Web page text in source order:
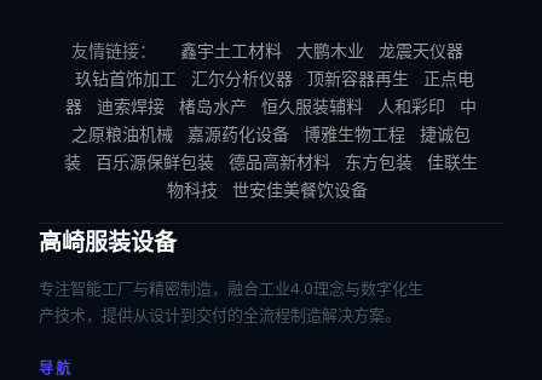
友情链接： 鑫宇土工材料 大鹏木业
龙震天仪器
玖钻首饰加工
汇尔分析仪器 顶新容器再生
正点电
器
迪索焊接 楮岛水产 恒久服装辅料 人和彩印
中
之原粮油机械
嘉源药化设备 博雅生物工程
捷诚包
装
百乐源保鲜包装 德品高新材料 东方包装
佳联生
物科技
世安佳美餐饮设备
高崎服装设备
专注智能工厂与精密制造，融合工业4.0理念与数字化生
产技术，提供从设计到交付的全流程制造解决方案。
导航